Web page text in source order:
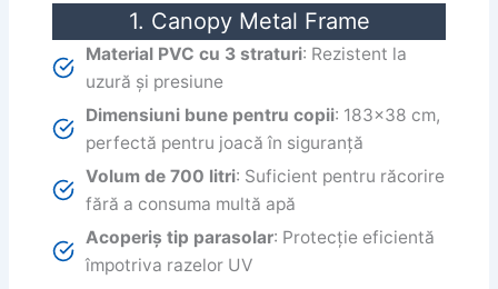
1. Canopy Metal Frame
Material PVC cu 3 straturi: Rezistent la
uzură și presiune
Dimensiuni bune pentru copii: 183×38 cm,
perfectă pentru joacă în siguranță
Volum de 700 litri: Suficient pentru răcorire
fără a consuma multă apă
Acoperiș tip parasolar: Protecție eficientă
împotriva razelor UV